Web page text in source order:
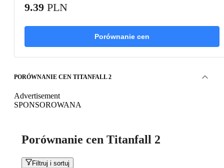
9.39 PLN
Porównanie cen
PORÓWNANIE CEN TITANFALL 2
Advertisement
SPONSOROWANA
Porównanie cen Titanfall 2
Filtruj i sortuj